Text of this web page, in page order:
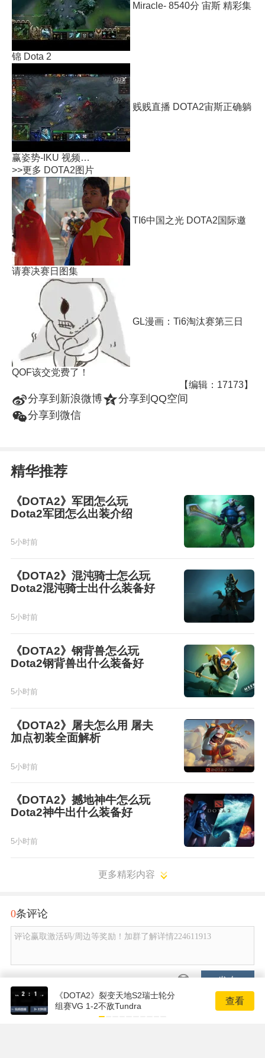
Miracle- 8540分 宙斯 精彩集
锦 Dota 2
贱贱直播 DOTA2宙斯正确躺
赢姿势-IKU 视频…
>>更多 DOTA2图片
TI6中国之光 DOTA2国际邀
请赛决赛日图集
GL漫画：Ti6淘汰赛第三日
QOF该交党费了！
【编辑：17173】
t分享到新浪微博z分享到QQ空间
w分享到微信
精华推荐
《DOTA2》军团怎么玩
Dota2军团怎么出装介绍
5小时前
《DOTA2》混沌骑士怎么玩
Dota2混沌骑士出什么装备好
5小时前
《DOTA2》钢背兽怎么玩
Dota2钢背兽出什么装备好
5小时前
《DOTA2》屠夫怎么用 屠夫
加点初装全面解析
5小时前
《DOTA2》撼地神牛怎么玩
Dota2神牛出什么装备好
5小时前
更多精彩内容
0条评论
评论赢取激活码/周边等奖励！加群了解详情224611913
发布
《DOTA2》裂变天地S2瑞士轮分
组赛VG 1-2不敌Tundra
查看